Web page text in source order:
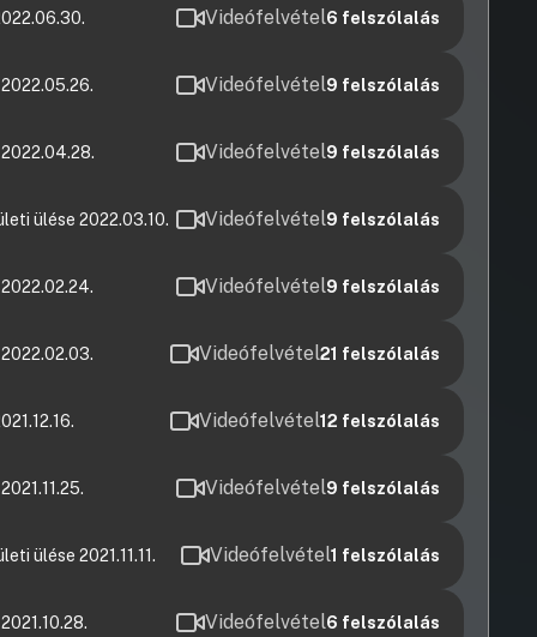
Videófelvétel6 felszólalás
Videófelvétel9 felszólalás
Videófelvétel9 felszólalás
ülése 2022.03.10. Videófelvétel9 felszólalás
Videófelvétel9 felszólalás
Videófelvétel21 felszólalás
Videófelvétel12 felszólalás
Videófelvétel9 felszólalás
ülése 2021.11.11. Videófelvétel1 felszólalás
Videófelvétel6 felszólalás